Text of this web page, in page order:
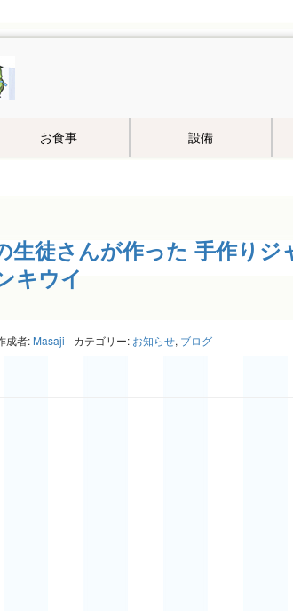
お食事 設備
生徒さんが作った 手作りジ
キウイ
成者: Masaji カテゴリー: お知らせ, ブログ